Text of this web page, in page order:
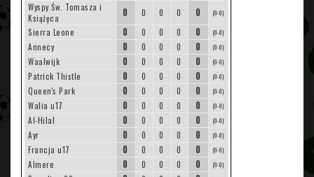
Wyspy Św. Tomasza i
Książęca
0 0 0 0 0 (0-0)
Sierra Leone 0 0 0 0 0 (0-0)
Annecy 0 0 0 0 0 (0-0)
Waalwijk 0 0 0 0 0 (0-0)
Patrick Thistle 0 0 0 0 0 (0-0)
Queen's Park 0 0 0 0 0 (0-0)
Walia u17 0 0 0 0 0 (0-0)
Al-Hilal 0 0 0 0 0 (0-0)
Ayr 0 0 0 0 0 (0-0)
Francja u17 0 0 0 0 0 (0-0)
Almere 0 0 0 0 0 (0-0)